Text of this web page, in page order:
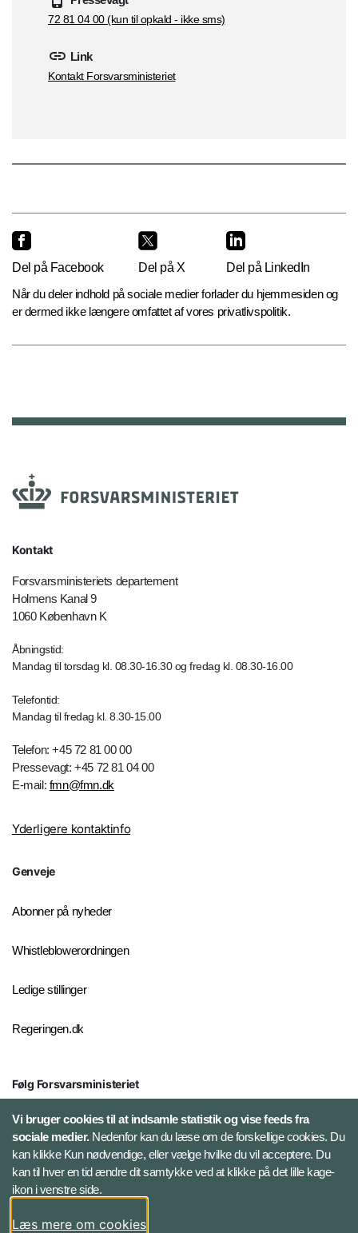
72 81 04 00 (kun til opkald - ikke sms)
Link
Kontakt Forsvarsministeriet
Del på Facebook Del på X
Del på LinkedIn
Når du deler indhold på sociale medier forlader du hjemmesiden og
er dermed ikke længere omfattet af vores privatlivspolitik.
Kontakt
Forsvarsministeriets departement
Holmens Kanal 9
1060 København K
Åbningstid:
Mandag til torsdag kl. 08.30-16.30 og fredag kl. 08.30-16.00
Telefontid:
Mandag til fredag kl. 8.30-15.00
Telefon: +45 72 81 00 00
Pressevagt: +45 72 81 04 00
E-mail: fmn@fmn.dk
Yderligere kontaktinfo
Genveje
Abonner på nyheder
Whistleblowerordningen
Ledige stillinger
Regeringen.dk
Følg Forsvarsministeriet
X
LinkedIn
Instagram
Vi bruger cookies til at indsamle statistik og vise feeds fra
sociale medier.Nedenfor kan du læse om de forskellige cookies. Du
kan klikke Kun nødvendige, eller vælge hvilke du vil acceptere. Du
kan til hver en tid ændre dit samtykke ved at klikke på det lille kage-
ikon i venstre side.
Læs mere om cookies